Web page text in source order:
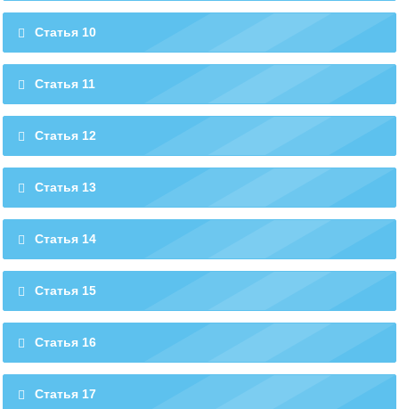
Статья 10
Статья 11
Статья 12
Статья 13
Статья 14
Статья 15
Статья 16
Статья 17